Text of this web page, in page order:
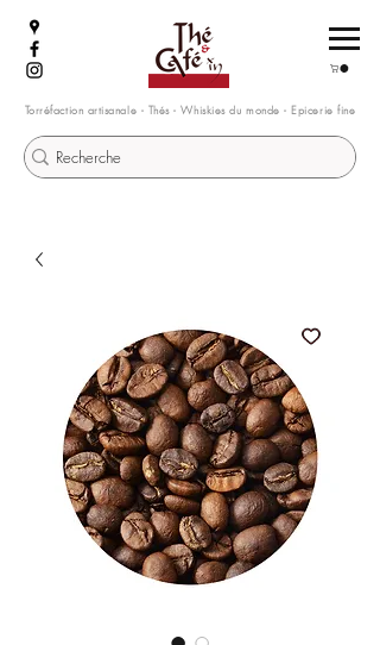
Torréfaction artisanale - Thés - Whiskies du monde - Epicerie fine